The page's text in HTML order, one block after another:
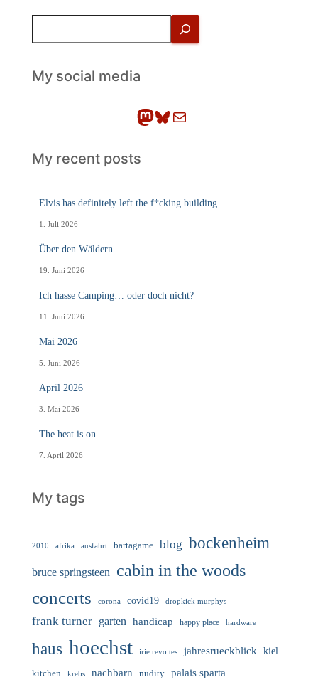
h
eMy social media
Mastodon Bluesky E-Mail
My recent posts
Elvis has definitely left the f*cking building
1. Juli 2026
Über den Wäldern
19. Juni 2026
Ich hasse Camping… oder doch nicht?
11. Juni 2026
Mai 2026
5. Juni 2026
April 2026
3. Mai 2026
The heat is on
7. April 2026
My tags
2010 afrika ausfahrt bartagame blog bockenheim
bruce springsteen
cabin in the woods
concerts
corona covid19 dropkick murphys
frank turner garten handicap happy place hardware
haus hoechst irie revoltes jahresrueckblick kiel
kitchen krebs nachbarn nudity palais sparta